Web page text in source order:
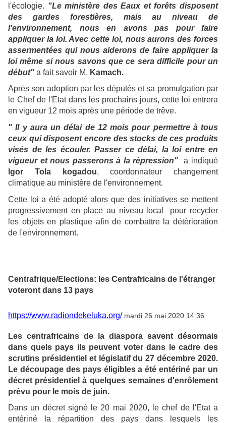
l'écologie. "Le ministère des Eaux et forêts disposent
des gardes forestières, mais au niveau de
l'environnement, nous en avons pas pour faire
appliquer la loi. Avec cette loi, nous aurons des forces
assermentées qui nous aiderons de faire appliquer la
loi même si nous savons que ce sera difficile pour un
début" a fait savoir M. Kamach.
Après son adoption par les députés et sa promulgation par
le Chef de l'Etat dans les prochains jours, cette loi entrera
en vigueur 12 mois après une période de trêve.
" Il y aura un délai de 12 mois pour permettre à tous
ceux qui disposent encore des stocks de ces produits
visés de les écouler. Passer ce délai, la loi entre en
vigueur et nous passerons à la répression"
a indiqué
Igor Tola kogadou, coordonnateur changement
climatique au ministère de l'environnement.
Cette loi a été adopté alors que des initiatives se mettent
progressivement en place au niveau local pour recycler
les objets en plastique afin de combattre la détérioration
de l'environnement.
Centrafrique/Elections: les Centrafricains de l'étranger
voteront dans 13 pays
https://www.radiondekeluka.org/ mardi 26 mai 2020 14:36
Les centrafricains de la diaspora savent désormais
dans quels pays ils peuvent voter dans le cadre des
scrutins présidentiel et législatif du 27 décembre 2020.
Le découpage des pays éligibles a été entériné par un
décret présidentiel à quelques semaines d'enrôlement
prévu pour le mois de juin.
Dans un décret signé le 20 mai 2020, le chef de l'Etat a
entériné la répartition des pays dans lesquels les